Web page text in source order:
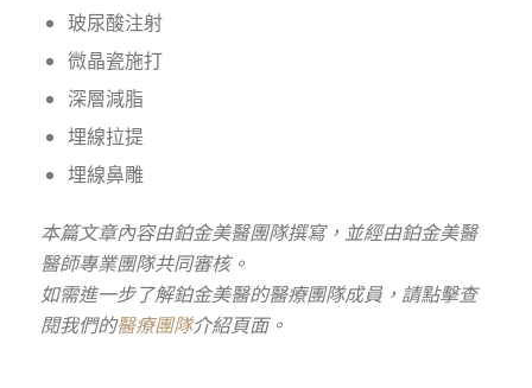
玻尿酸注射
微晶瓷施打
深層減脂
埋線拉提
埋線鼻雕
本篇文章內容由鉑金美醫團隊撰寫，並經由鉑金美醫
醫師專業團隊共同審核。
如需進一步了解鉑金美醫的醫療團隊成員，請點擊查
閱我們的醫療團隊介紹頁面。